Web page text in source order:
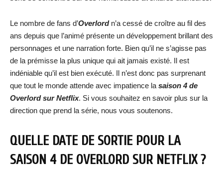
Le nombre de fans d’Overlordn’a cessé de croître au fil des
ans depuis que l’animé présente un développement brillant des
personnages et une narration forte. Bien qu’il ne s’agisse pas
de la prémisse la plus unique qui ait jamais existé. Il est
indéniable qu’il est bien exécuté. Il n’est donc pas surprenant
que tout le monde attende avec impatience la saison 4 de
Overlord sur Netflix. Si vous souhaitez en savoir plus sur la
direction que prend la série, nous vous soutenons.
QUELLE DATE DE SORTIE POUR LA
SAISON 4 DE OVERLORD SUR NETFLIX ?